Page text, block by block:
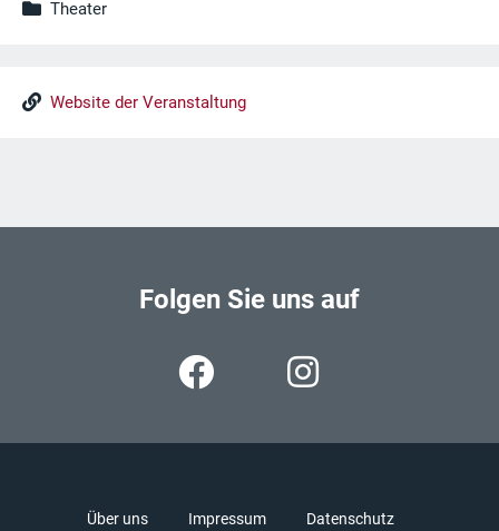
Theater
Website der Veranstaltung
Folgen Sie uns auf
Über uns Impressum Datenschutz